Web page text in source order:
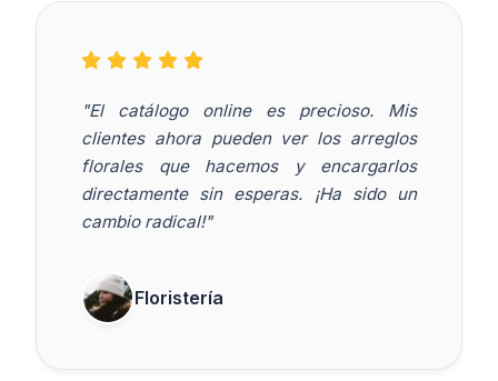
"El catálogo online es precioso. Mis
clientes ahora pueden ver los arreglos
florales que hacemos y encargarlos
directamente sin esperas. ¡Ha sido un
cambio radical!"
Floristería